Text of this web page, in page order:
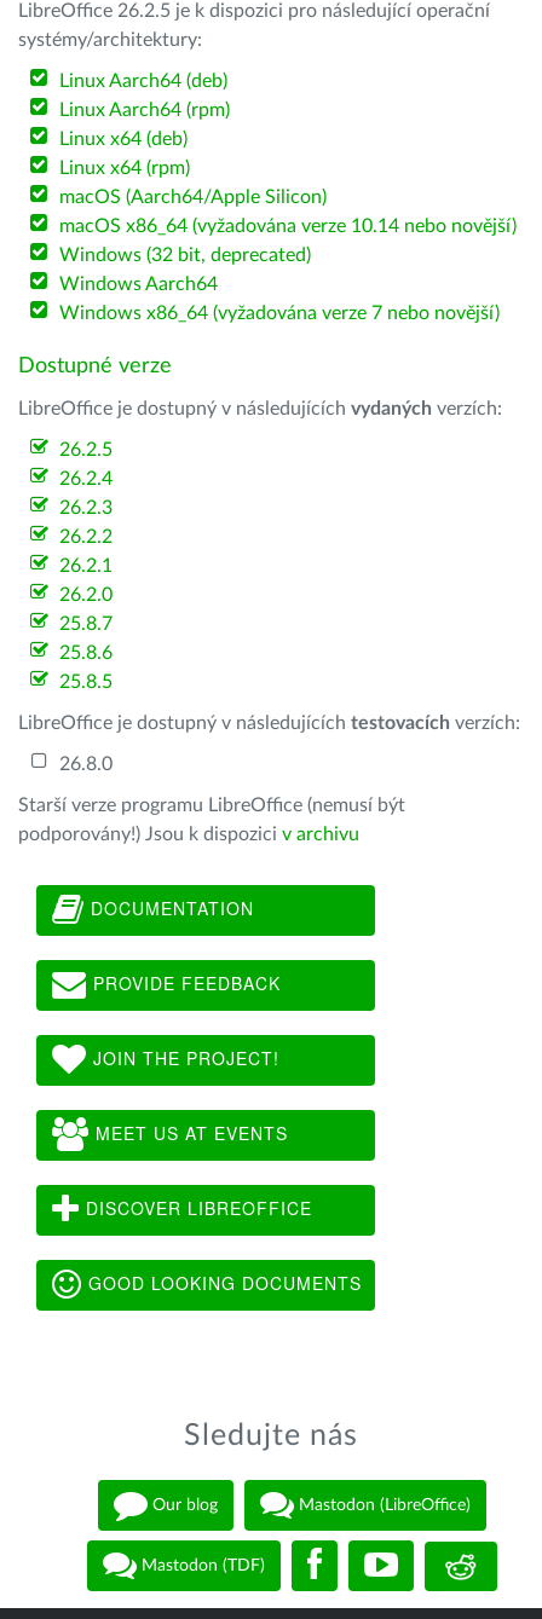
LibreOffice 26.2.5 je k dispozici pro následující operační
systémy/architektury:
Linux Aarch64 (deb)
Linux Aarch64 (rpm)
Linux x64 (deb)
Linux x64 (rpm)
macOS (Aarch64/Apple Silicon)
macOS x86_64 (vyžadována verze 10.14 nebo novější)
Windows (32 bit, deprecated)
Windows Aarch64
Windows x86_64 (vyžadována verze 7 nebo novější)
Dostupné verze
LibreOffice je dostupný v následujících vydaných verzích:
26.2.5
26.2.4
26.2.3
26.2.2
26.2.1
26.2.0
25.8.7
25.8.6
25.8.5
LibreOffice je dostupný v následujících testovacích verzích:
26.8.0
Starší verze programu LibreOffice (nemusí být
podporovány!) Jsou k dispozici v archivu
DOCUMENTATION
PROVIDE FEEDBACK
JOIN THE PROJECT!
MEET US AT EVENTS
DISCOVER LIBREOFFICE
GOOD LOOKING DOCUMENTS
Sledujte nás
Our blog Mastodon (LibreOffice)
Mastodon (TDF)